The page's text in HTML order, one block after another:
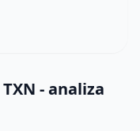
- analiza